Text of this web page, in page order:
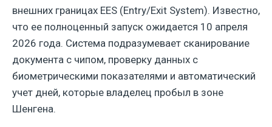
внешних границах EES (Entry/Exit System). Известно,
что ее полноценный запуск ожидается 10 апреля
2026 года. Система подразумевает сканирование
документа с чипом, проверку данных с
биометрическими показателями и автоматический
учет дней, которые владелец пробыл в зоне
Шенгена.